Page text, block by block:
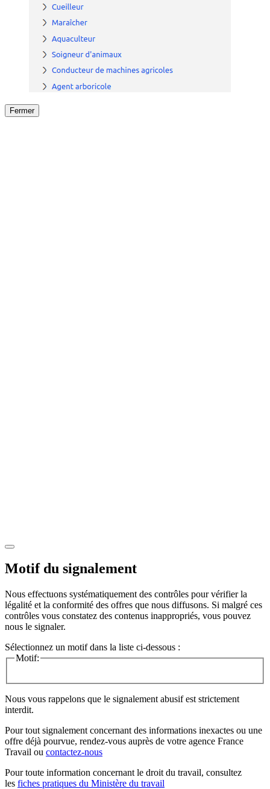
Fermer
Motif du signalement
Nous effectuons systématiquement des contrôles pour vérifier la
légalité et la conformité des offres que nous diffusons. Si malgré ces
contrôles vous constatez des contenus inappropriés, vous pouvez
nous le signaler.
Sélectionnez un motif dans la liste ci-dessous :
Motif:
Nous vous rappelons que le signalement abusif est strictement
interdit.
Pour tout signalement concernant des informations inexactes ou une
offre déjà pourvue, rendez-vous auprès de votre agence France
Travail ou contactez-nous
Pour toute information concernant le droit du travail, consultez
les fiches pratiques du Ministère du travail